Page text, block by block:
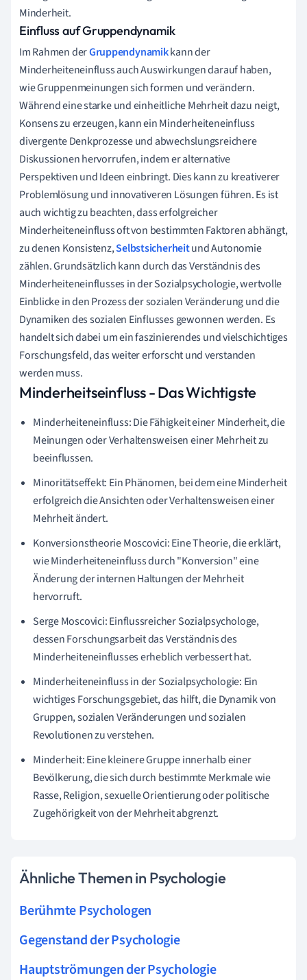
Minderheit.
Einfluss auf Gruppendynamik
Im Rahmen derGruppendynamikkann der
Minderheiteneinfluss auch Auswirkungen darauf haben,
wie Gruppenmeinungen sich formen und verändern.
Während eine starke und einheitliche Mehrheit dazu neigt,
Konsens zu erzeugen, kann ein Minderheiteneinfluss
divergente Denkprozesse und abwechslungsreichere
Diskussionen hervorrufen, indem er alternative
Perspektiven und Ideen einbringt. Dies kann zu kreativerer
Problemlösung und innovativeren Lösungen führen. Es ist
auch wichtig zu beachten, dass erfolgreicher
Minderheiteneinfluss oft von bestimmten Faktoren abhängt,
zu denen Konsistenz,Selbstsicherheitund Autonomie
zählen. Grundsätzlich kann durch das Verständnis des
Minderheiteneinflusses in der Sozialpsychologie, wertvolle
Einblicke in den Prozess der sozialen Veränderung und die
Dynamiken des sozialen Einflusses gewonnen werden. Es
handelt sich dabei um ein faszinierendes und vielschichtiges
Forschungsfeld, das weiter erforscht und verstanden
werden muss.
Minderheitseinfluss - Das Wichtigste
Minderheiteneinfluss: Die Fähigkeit einer Minderheit, die
Meinungen oder Verhaltensweisen einer Mehrheit zu
beeinflussen.
Minoritätseffekt: Ein Phänomen, bei dem eine Minderheit
erfolgreich die Ansichten oder Verhaltensweisen einer
Mehrheit ändert.
Konversionstheorie Moscovici: Eine Theorie, die erklärt,
wie Minderheiteneinfluss durch "Konversion" eine
Änderung der internen Haltungen der Mehrheit
hervorruft.
Serge Moscovici: Einflussreicher Sozialpsychologe,
dessen Forschungsarbeit das Verständnis des
Minderheiteneinflusses erheblich verbessert hat.
Minderheiteneinfluss in der Sozialpsychologie: Ein
wichtiges Forschungsgebiet, das hilft, die Dynamik von
Gruppen, sozialen Veränderungen und sozialen
Revolutionen zu verstehen.
Minderheit: Eine kleinere Gruppe innerhalb einer
Bevölkerung, die sich durch bestimmte Merkmale wie
Rasse, Religion, sexuelle Orientierung oder politische
Zugehörigkeit von der Mehrheit abgrenzt.
Ähnliche Themen in Psychologie
Berühmte Psychologen
Gegenstand der Psychologie
Hauptströmungen der Psychologie